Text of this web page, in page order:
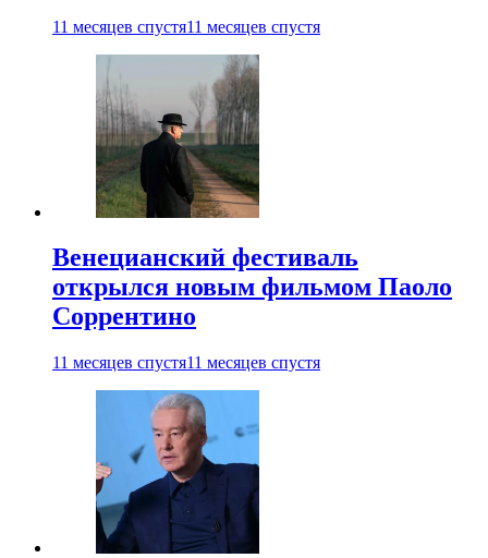
11 месяцев спустя11 месяцев спустя
Венецианский фестиваль
открылся новым фильмом Паоло
Соррентино
11 месяцев спустя11 месяцев спустя